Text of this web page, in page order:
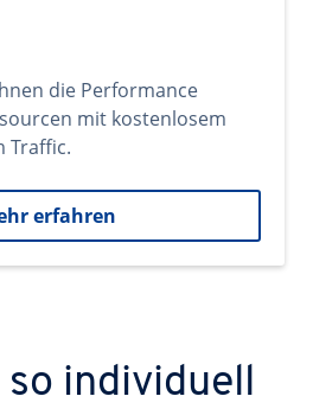
die Performance
mit kostenlosem
Traffic.
erfahren
so individuell